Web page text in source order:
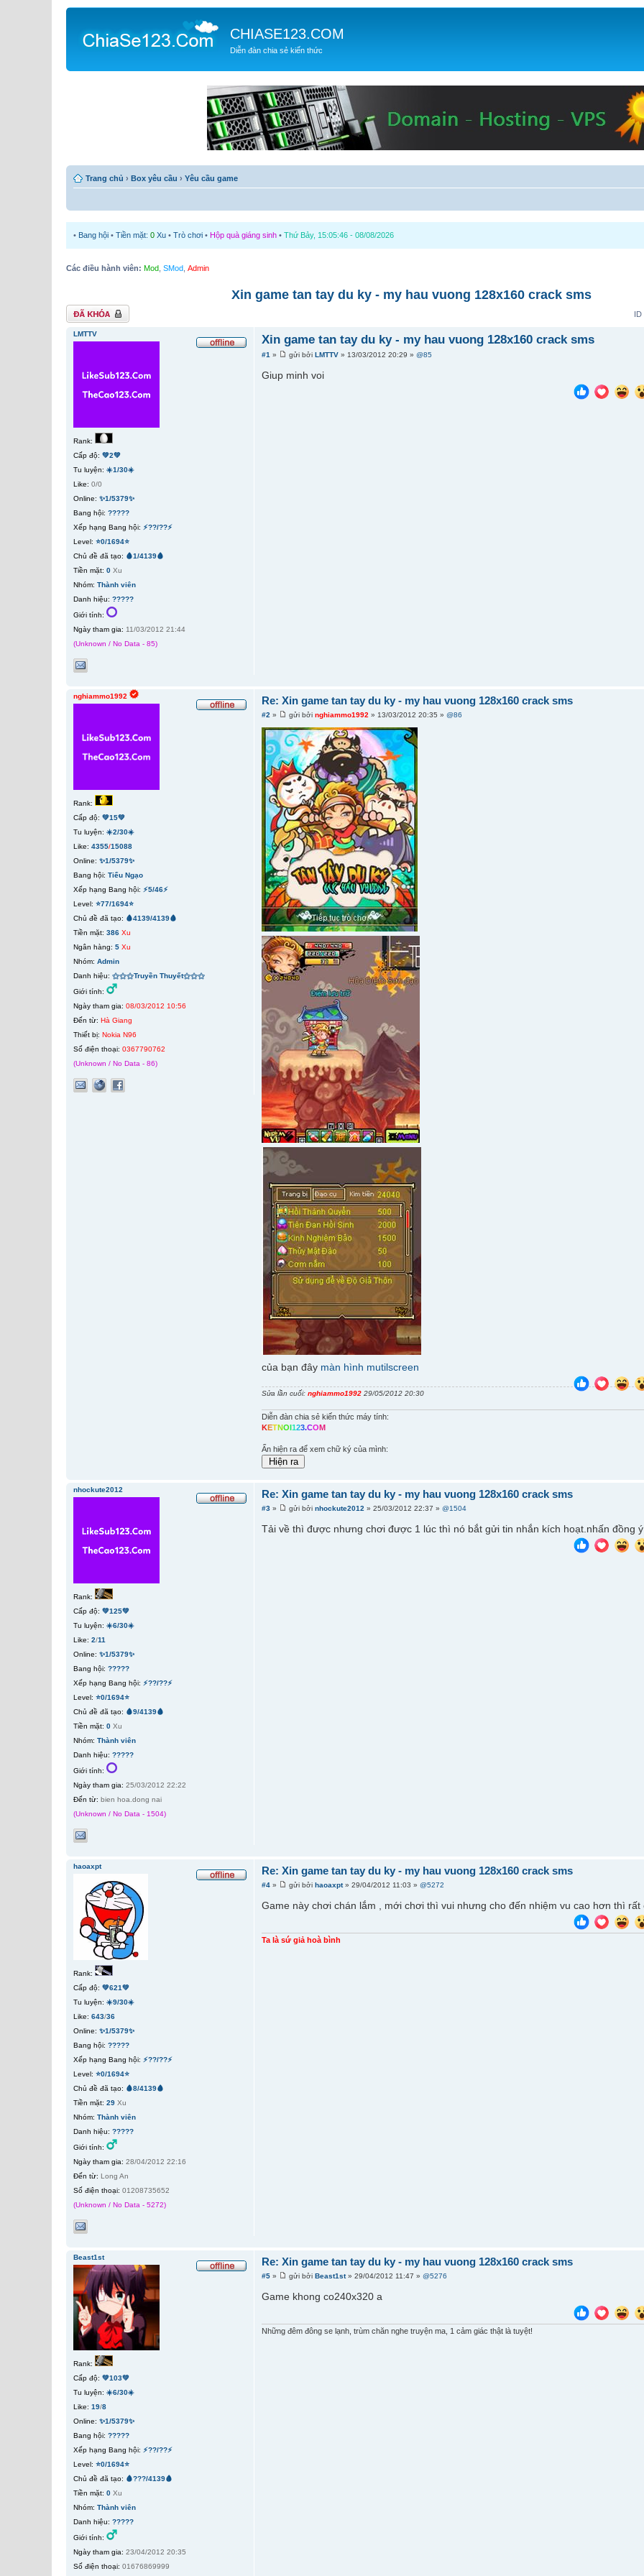
CHIASE123.COM
Diễn đàn chia sẻ kiến thức
Trang chủ › Box yêu cầu › Yêu cầu game
• Bang hội • Tiền mặt: 0 Xu • Trò chơi • Hộp quà giáng sinh • Thứ Bảy, 15:05:46 - 08/08/2026
Các điều hành viên: Mod SMod Admin
Xin game tan tay du ky - my hau vuong 128x160 crack sms
Chủ đề bị khóa ID
Xin game tan tay du ky - my hau vuong 128x160 crack sms
#1 » gửi bởiLMTTV » 13/03/2012 20:29 »@85
Giup minh voi
LMTTV
Rank:
Cấp độ: 💚2💚
Tu luyện: ☀️1/30☀️
Like: 0/0
Online: ✨1/5379✨
Bang hội: ?????
Xếp hạng Bang hội: ⚡??/??⚡
Level: ⭐0/1694⭐
Chủ đề đã tạo: 🩸1/4139🩸
Tiền mặt: 0 Xu
Nhóm: Thành viên
Danh hiệu: ?????
Giới tính:
Ngày tham gia: 11/03/2012 21:44
(Unknown / No Data - 85)
Re: Xin game tan tay du ky - my hau vuong 128x160 crack sms
#2 » gửi bởinghiammo1992 » 13/03/2012 20:35 »@86
của bạn đây màn hình mutilscreen
Sửa lần cuối:nghiammo1992 29/05/2012 20:30
Diễn đàn chia sẻ kiến thức máy tính:
KETNOI123.COM
Ấn hiện ra để xem chữ ký của mình:
nghiammo1992
Rank:
Cấp độ: 💚15💚
Tu luyện: ☀️2/30☀️
Like: 4355/15088
Online: ✨1/5379✨
Bang hội: Tiếu Ngạo
Xếp hạng Bang hội: ⚡5/46⚡
Level: ⭐77/1694⭐
Chủ đề đã tạo: 🩸4139/4139🩸
Tiền mặt: 386 Xu
Ngân hàng: 5 Xu
Nhóm: Admin
Danh hiệu: ⚝⚝⚝Truyền Thuyết⚝⚝⚝
Giới tính:
Ngày tham gia: 08/03/2012 10:56
Đến từ: Hà Giang
Thiết bị: Nokia N96
Số điện thoại: 0367790762
(Unknown / No Data - 86)
Re: Xin game tan tay du ky - my hau vuong 128x160 crack sms
#3 » gửi bởinhockute2012 » 25/03/2012 22:37 »@1504
Tải về thì được nhưng chơi được 1 lúc thì nó bắt gửi tin nhắn kích hoạt.nhấn đồng
nhockute2012
Rank:
Cấp độ: 💚125💚
Tu luyện: ☀️6/30☀️
Like: 2/11
Online: ✨1/5379✨
Bang hội: ?????
Xếp hạng Bang hội: ⚡??/??⚡
Level: ⭐0/1694⭐
Chủ đề đã tạo: 🩸9/4139🩸
Tiền mặt: 0 Xu
Nhóm: Thành viên
Danh hiệu: ?????
Giới tính:
Ngày tham gia: 25/03/2012 22:22
Đến từ: bien hoa.dong nai
(Unknown / No Data - 1504)
Re: Xin game tan tay du ky - my hau vuong 128x160 crack sms
#4 » gửi bởihaoaxpt» 29/04/2012 11:03 »@5272
Game này chơi chán lắm , mới chơi thì vui nhưng cho đến nhiệm vu cao hơn thì rất
Ta là sứ giả hoà bình
haoaxpt
Rank:
Cấp độ: 💚621💚
Tu luyện: ☀️9/30☀️
Like: 643/36
Online: ✨1/5379✨
Bang hội: ?????
Xếp hạng Bang hội: ⚡??/??⚡
Level: ⭐0/1694⭐
Chủ đề đã tạo: 🩸8/4139🩸
Tiền mặt: 29 Xu
Nhóm: Thành viên
Danh hiệu: ?????
Giới tính:
Ngày tham gia: 28/04/2012 22:16
Đến từ: Long An
Số điện thoại: 01208735652
(Unknown / No Data - 5272)
Re: Xin game tan tay du ky - my hau vuong 128x160 crack sms
#5 » gửi bởiBeast1st» 29/04/2012 11:47 »@5276
Game khong co240x320 a
Những đêm đông se lạnh, trùm chăn nghe truyện ma, 1 cảm giác thật là tuyệt!
Beast1st
Rank:
Cấp độ: 💚103💚
Tu luyện: ☀️6/30☀️
Like: 19/8
Online: ✨1/5379✨
Bang hội: ?????
Xếp hạng Bang hội: ⚡??/??⚡
Level: ⭐0/1694⭐
Chủ đề đã tạo: 🩸???/4139🩸
Tiền mặt: 0 Xu
Nhóm: Thành viên
Danh hiệu: ?????
Giới tính:
Ngày tham gia: 23/04/2012 20:35
Số điện thoại: 01676869999